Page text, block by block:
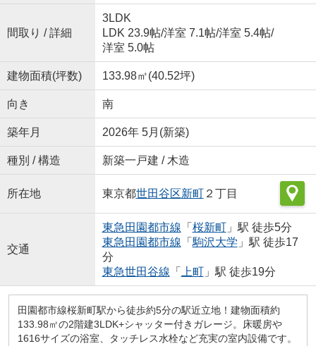
間取り / 詳細
3LDK
LDK 23.9帖/洋室 7.1帖/洋室 5.4帖/
洋室 5.0帖
建物面積(坪数) 133.98㎡(40.52坪)
向き 南
築年月 2026年 5月(新築)
種別 / 構造 新築一戸建 / 木造
所在地 東京都世田谷区新町２丁目
交通
東急田園都市線 「 桜新町」駅 徒歩5分
東急田園都市線 「 駒沢大学 」駅 徒歩17
分
東急世田谷線 「 上町」駅 徒歩19分
田園都市線桜新町駅から徒歩約5分の駅近立地！建物面積約
133.98㎡の2階建3LDK+シャッター付きガレージ。床暖房や
1616サイズの浴室、タッチレス水栓など充実の室内設備です。